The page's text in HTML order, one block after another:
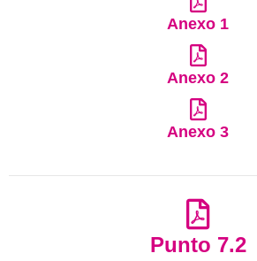
Anexo 1
Anexo 2
Anexo 3
Punto 7.2